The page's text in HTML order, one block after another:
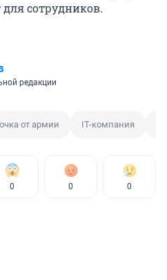
сотрудников.
редакции
от армии IT-компания
0 0 0